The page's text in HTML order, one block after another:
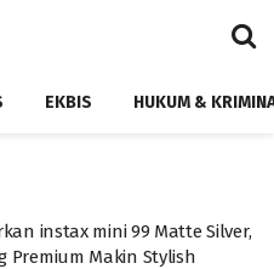
EKBIS HUKUM &
instax mini 99 Matte Silver,
Premium Makin Stylish